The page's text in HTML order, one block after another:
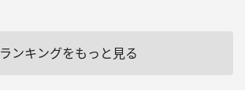
ランキングをもっと見る